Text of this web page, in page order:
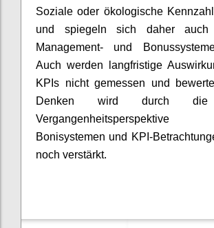
Soziale oder ökologische
und spiegeln sich daher
Management- und
Auch werden langfristige
KPIs nicht gemessen und
Denken wird durch die
Bonisystemen und KPI-
noch verstärkt.